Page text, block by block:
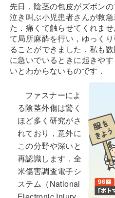
先日，陰茎の包皮がズボン
泣き叫ぶ小児患者さんが救
た．痛くて触らせてくれま
て局所麻酔を行い，ゆっく
ることができました．私も
に急いでいるときに起きや
いとわからないものです．
ファスナーによ
る陰茎外傷は驚く
ほど多く研究がさ
れており，意外に
この分野や深いと
再認識します．全
米傷害調査電子シ
ステム（National